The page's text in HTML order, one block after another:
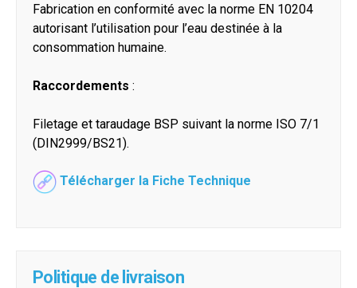
Fabrication en conformité avec la norme EN 10204
autorisant l’utilisation pour l’eau destinée à la
consommation humaine.
Raccordements :
Filetage et taraudage BSP suivant la norme ISO 7/1
(DIN2999/BS21).
Télécharger la Fiche Technique
Politique de livraison